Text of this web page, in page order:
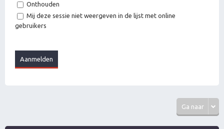
Onthouden
Mij deze sessie niet weergeven in de lijst met online
gebruikers
Ga naar